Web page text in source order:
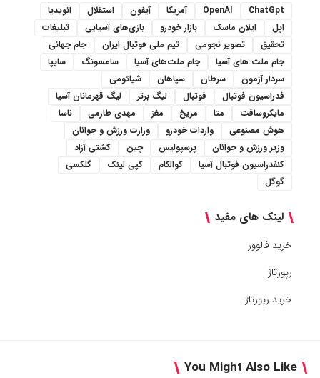
ChatGpt
OpenAI آمریکا آیفون استقلال
انویدیا
اپل
ایلان ماسک بازار خودرو بازی‌های آسیایی
تبلیغات
تحقیق
تصویر نجومی تیم ملی فوتبال ایران
جام جهانی
جام ملت های آسیا
جام ملت‌های آسیا سامسونگ
سایپا
سردار آزمون
سرطان سپاهان
شیائومی
فدراسیون فوتبال
فوتبال لیگ برتر
لیگ قهرمانان آسیا
مایکروسافت
متا مریخ مغز مهدی طارمی
ناسا
هوش مصنوعی
واردات خودرو
وزارت ورزش و جوانان
وزیر ورزش و جوانان
پرسپولیس چین
کشتی آزاد
کنفدراسیون فوتبال آسیا
کوالکام کپی لینک
گلکسی
گوگل
لینک های مفید
خرید فالوور
رپورتاژ
خرید رپورتاژ
You Might Also Like